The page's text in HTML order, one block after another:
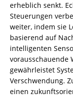
erheblich senkt.
Steuerungen
weiter, indem sie
basierend auf
intelligenten
vorausschauende
gewährleistet
Verschwendung.
einen